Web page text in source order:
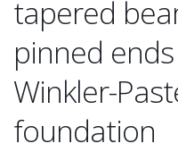
tapered
pinned
Winkler-
foundation